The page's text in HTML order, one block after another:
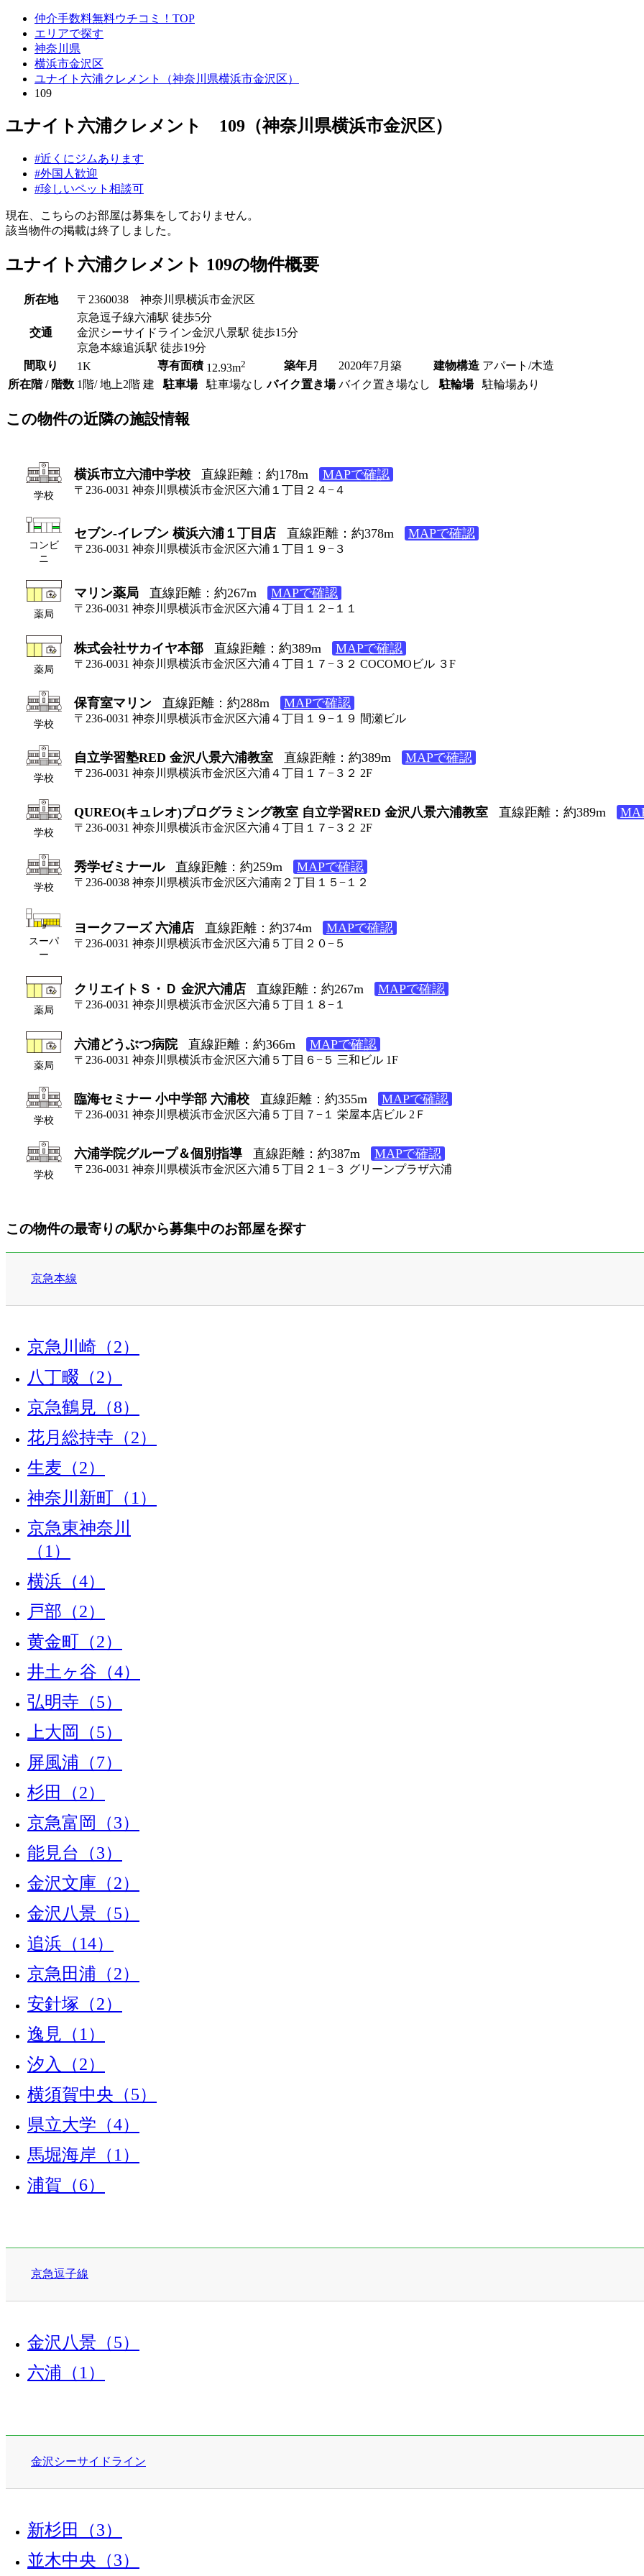
仲介手数料無料ウチコミ！TOP
エリアで探す
神奈川県
横浜市金沢区
ユナイト六浦クレメント（神奈川県横浜市金沢区）
109
ユナイト六浦クレメント 109（神奈川県横浜市金沢区）
#近くにジムあります
#外国人歓迎
#珍しいペット相談可
現在、こちらのお部屋は募集をしておりません。
該当物件の掲載は終了しました。
ユナイト六浦クレメント 109の物件概要
所在地 〒2360038 神奈川県横浜市金沢区
交通
京急逗子線六浦駅 徒歩5分
金沢シーサイドライン金沢八景駅 徒歩15分
京急本線追浜駅 徒歩19分
間取り
1K 専有面積 12.93m2 築年月 2020年7月築 建物構造 アパート/木造
所在階 / 階数 1階/ 地上2階 建 駐車場 駐車場なし バイク置き場 バイク置き場なし 駐輪場 駐輪場あり
この物件の近隣の施設情報
学校
横浜市立六浦中学校 直線距離：約178m MAPで確認
〒236-0031 神奈川県横浜市金沢区六浦１丁目２４−４
コンビ
ニ
セブン-イレブン 横浜六浦１丁目店 直線距離：約378m MAPで確認
〒236-0031 神奈川県横浜市金沢区六浦１丁目１９−３
薬局
マリン薬局 直線距離：約267m MAPで確認
〒236-0031 神奈川県横浜市金沢区六浦４丁目１２−１１
薬局
株式会社サカイヤ本部 直線距離：約389m MAPで確認
〒236-0031 神奈川県横浜市金沢区六浦４丁目１７−３２ COCOMOビル ３F
学校
保育室マリン 直線距離：約288m MAPで確認
〒236-0031 神奈川県横浜市金沢区六浦４丁目１９−１９ 間瀬ビル
学校
自立学習塾RED 金沢八景六浦教室 直線距離：約389m MAPで確認
〒236-0031 神奈川県横浜市金沢区六浦４丁目１７−３２ 2F
学校
QUREO(キュレオ)プログラミング教室 自立学習RED 金沢八景六浦教室 直線距離：約389m
〒236-0031 神奈川県横浜市金沢区六浦４丁目１７−３２ 2F
学校
秀学ゼミナール 直線距離：約259m MAPで確認
〒236-0038 神奈川県横浜市金沢区六浦南２丁目１５−１２
スーパ
ー
ヨークフーズ 六浦店 直線距離：約374m MAPで確認
〒236-0031 神奈川県横浜市金沢区六浦５丁目２０−５
薬局
クリエイトＳ・Ｄ 金沢六浦店 直線距離：約267m MAPで確認
〒236-0031 神奈川県横浜市金沢区六浦５丁目１８−１
薬局
六浦どうぶつ病院 直線距離：約366m MAPで確認
〒236-0031 神奈川県横浜市金沢区六浦５丁目６−５ 三和ビル 1F
学校
臨海セミナー 小中学部 六浦校 直線距離：約355m MAPで確認
〒236-0031 神奈川県横浜市金沢区六浦５丁目７−１ 栄屋本店ビル 2Ｆ
学校
六浦学院グループ＆個別指導 直線距離：約387m MAPで確認
〒236-0031 神奈川県横浜市金沢区六浦５丁目２１−３ グリーンプラザ六浦
この物件の最寄りの駅から募集中のお部屋を探す
京急本線
京急川崎（2）
八丁畷（2）
京急鶴見（8）
花月総持寺（2）
生麦（2）
神奈川新町（1）
京急東神奈川
（1）
横浜（4）
戸部（2）
黄金町（2）
井土ヶ谷（4）
弘明寺（5）
上大岡（5）
屏風浦（7）
杉田（2）
京急富岡（3）
能見台（3）
金沢文庫（2）
金沢八景（5）
追浜（14）
京急田浦（2）
安針塚（2）
逸見（1）
汐入（2）
横須賀中央（5）
県立大学（4）
馬堀海岸（1）
浦賀（6）
京急逗子線
金沢八景（5）
六浦（1）
金沢シーサイドライン
新杉田（3）
並木中央（3）